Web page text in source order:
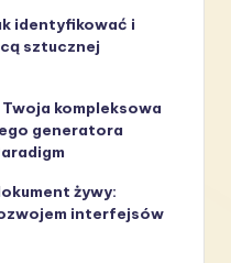
identyfikować i
sztucznej
kompleksowa
generatora
żywy:
interfejsów